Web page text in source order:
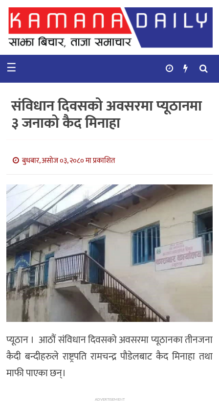
गृहपृष्ठ
समाचार
कुटनिती
कुराकानी
बाणिज्य
भिडियो
सिफारिस
☰
संविधान दिवसको अवसरमा प्यूठानमा
३ जनाको कैद मिनाहा
बुधबार, असोज ०३, २०८० मा प्रकाशित
प्यूठान । आठौं संविधान दिवसको अवसरमा प्यूठानका तीनजना
कैदी बन्दीहरुले राष्ट्रपति रामचन्द्र पौडेलबाट कैद मिनाहा तथा
माफी पाएका छन्।
ADVERTISEMENT